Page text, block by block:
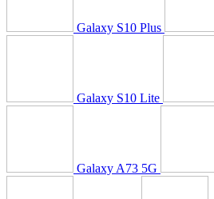
Galaxy S10 Plus
Galaxy S10 Lite
Galaxy A73 5G